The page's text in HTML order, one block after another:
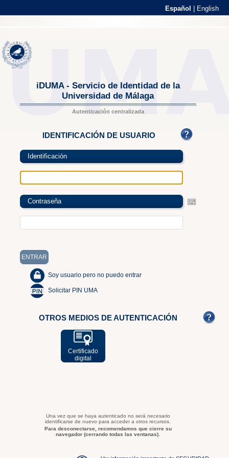
Español English
iDUMA - Servicio de Identidad de la
Universidad de Málaga
Autenticación centralizada
IDENTIFICACIÓN DE USUARIO
Identificación
Contraseña
Soy usuario pero no puedo entrar
Solicitar PIN UMA
OTROS MEDIOS DE AUTENTICACIÓN
Certificado
digital
Una vez que se haya autenticado no será necesario
identificarse de nuevo para acceder a otros recursos.
Para desconectarse, recomendamos que cierre su
navegador (cerrando todas las ventanas).